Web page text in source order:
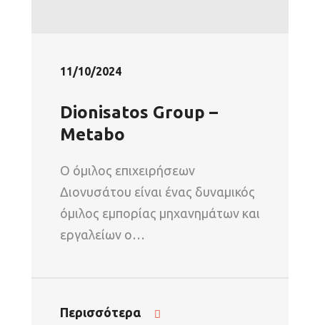
11/10/2024
Dionisatos Group –
Metabo
Ο όμιλος επιχειρήσεων
Διονυσάτου είναι ένας δυναμικός
όμιλος εμπορίας μηχανημάτων και
εργαλείων ο…
Περισσότερα